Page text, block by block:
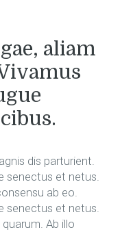
aliam
dis parturient.
senectus et netus.
ab eo.
senectus et netus.
Ab illo